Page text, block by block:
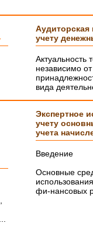
Аудиторская
учету
независимо
вида
Экспертное
учету
учета
Введение
Основные
фи-нансовых